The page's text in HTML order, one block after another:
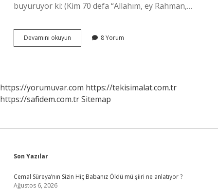
buyuruyor ki: (Kim 70 defa “Allahım, ey Rahman,…
Devamını okuyun
Çok
Olur
8 Yorum
https://yorumuvar.com https://tekisimalat.com.tr
https://safidem.com.trSitemap
Sidebar
Son Yazılar
Cemal Süreya’nın Sizin Hiç Babanız Öldü mü şiiri ne anlatıyor ?
Ağustos 6, 2026